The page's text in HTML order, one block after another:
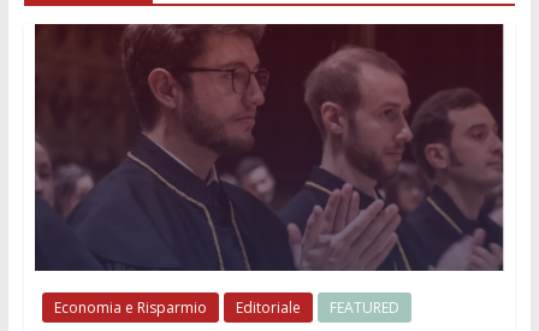
Economia e Risparmio Editoriale FEATURED